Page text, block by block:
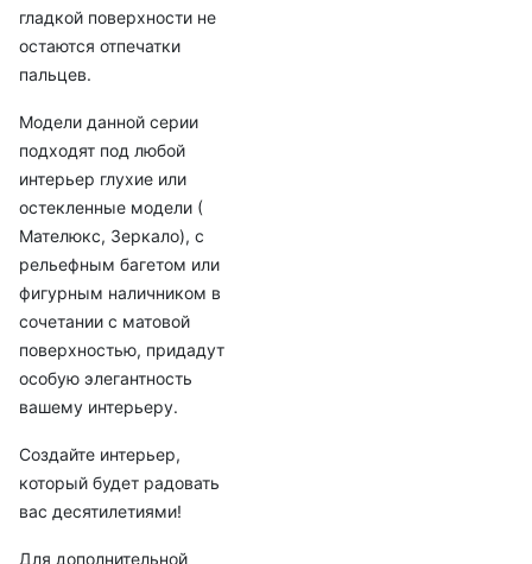
гладкой поверхности не
остаются отпечатки
пальцев.
Модели данной серии
подходят под любой
интерьер глухие или
остекленные модели (
Мателюкс, Зеркало), с
рельефным багетом или
фигурным наличником в
сочетании с матовой
поверхностью, придадут
особую элегантность
вашему интерьеру.
Создайте интерьер,
который будет радовать
вас десятилетиями!
Для дополнительной